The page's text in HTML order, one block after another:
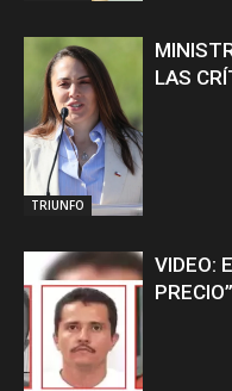
TRIUNFO
LAS
VIDEO: